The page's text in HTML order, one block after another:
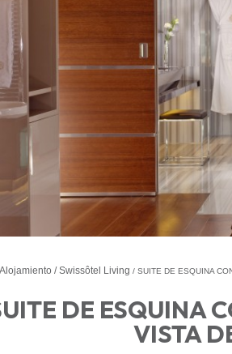
Alojamiento Swissôtel Living SUITE DE ESQUINA
DE ESQUINA
VISTA